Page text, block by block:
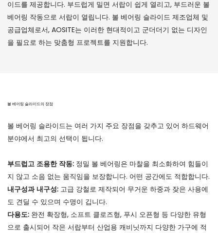
이드를 제공합니다. 부드럽게 밀면 서랍이 쉽게 열리고, 부드러운 볼
베어링 작동으로 서랍이 열립니다. 볼 베어링 슬라이드 제조업체 및
공급업체로서, AOSITE는 이러한 현대적이고 군더더기 없는 디자인
을 필요로 하는 맞춤형 프로젝트를 지원합니다.
볼 베어링 슬라이드의 장점
볼 베어링 슬라이드는 여러 가지 주요 장점을 갖추고 있어 하드웨어
분야에서 최고의 선택이 됩니다.
부드럽고 조용한 작동: 정밀 볼 베어링은 마찰을 최소화하여 힘들이
지 않고 소음 없는 움직임을 보장합니다. 어떤 공간에도 적합합니다.
내구성과 내구성: 고급 강철로 제작되어 무거운 하중과 잦은 사용에
도 견딜 수 있으며 수명이 깁니다.
다용도: 완전 확장형, 소프트 클로즈형, 푸시 오픈형 등 다양한 유형
으로 출시되어 작은 서랍부터 산업용 캐비닛까지 다양한 가구에 적